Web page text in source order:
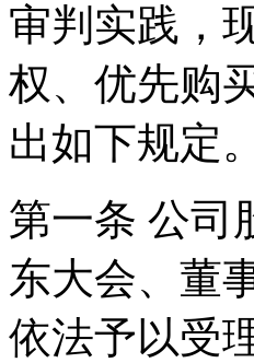
审判实践，
权、优先购
出如下规定。
第一条 公司
东大会、董
依法予以受